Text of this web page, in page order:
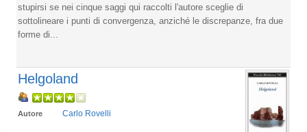
stupirsi se nei cinque saggi qui raccolti l'autore sceglie di
sottolineare i punti di convergenza, anziché le discrepanze, fra due
forme di...
Helgoland
Autore Carlo Rovelli